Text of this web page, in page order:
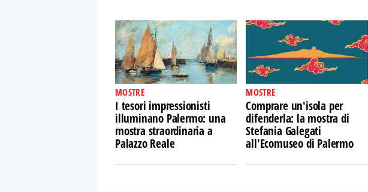
MOSTRE
I tesori impressionisti
illuminano Palermo: una
mostra straordinaria a
Palazzo Reale
MOSTRE
Comprare un'isola per
difenderla: la mostra di
Stefania Galegati
all'Ecomuseo di Palermo